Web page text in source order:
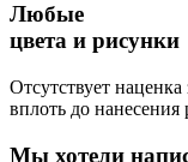
Любые
цвета и рисунки
Отсутствует
вплоть до нанесения
Мы хотели